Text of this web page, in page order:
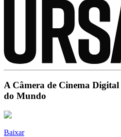
A Câmera de Cinema Digital
do Mundo
Baixar